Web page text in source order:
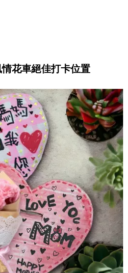
花車絕佳打卡位置